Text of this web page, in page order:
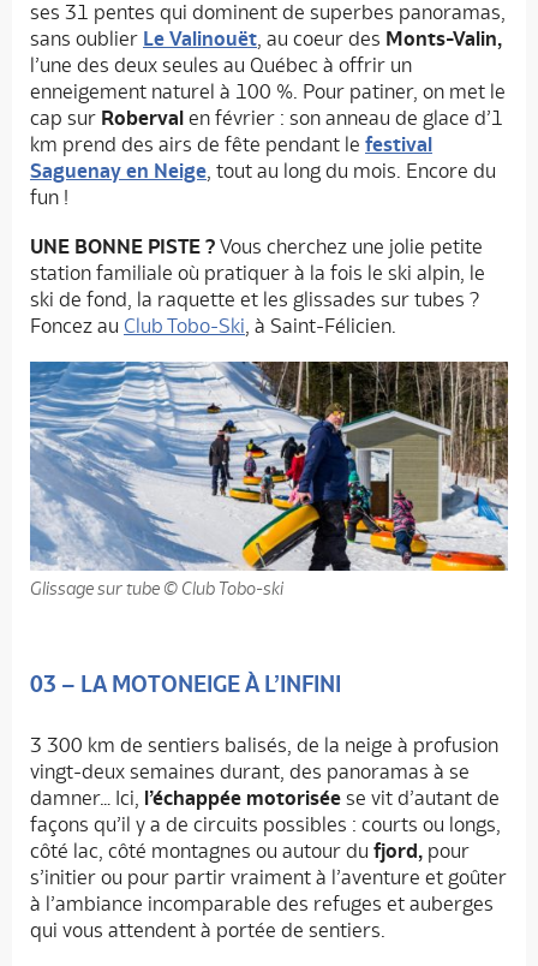
ses 31 pentes qui dominent de superbes panoramas,
sans oublier Le Valinouët , au coeur des Monts-Valin,
l’une des deux seules au Québec à offrir un
enneigement naturel à 100 %. Pour patiner, on met le
cap sur Roberval en février : son anneau de glace d’1
km prend des airs de fête pendant le festival
Saguenay en Neige , tout au long du mois. Encore du
fun !
UNE BONNE PISTE ? Vous cherchez une jolie petite
station familiale où pratiquer à la fois le ski alpin, le
ski de fond, la raquette et les glissades sur tubes ?
Foncez au Club Tobo-Ski , à Saint-Félicien.
Glissage sur tube © Club Tobo-ski
03 – LA MOTONEIGE À L’INFINI
3 300 km de sentiers balisés, de la neige à profusion
vingt-deux semaines durant, des panoramas à se
damner… Ici, l’échappée motorisée se vit d’autant de
façons qu’il y a de circuits possibles : courts ou longs,
côté lac, côté montagnes ou autour du fjord, pour
s’initier ou pour partir vraiment à l’aventure et goûter
à l’ambiance incomparable des refuges et auberges
qui vous attendent à portée de sentiers.